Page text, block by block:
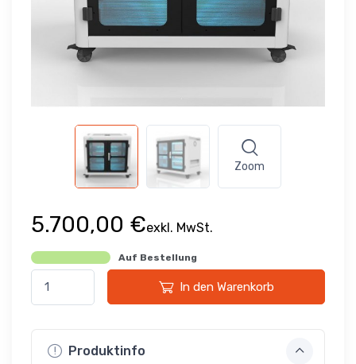
Zoom
5.700,00 €exkl. MwSt.
Auf Bestellung
In den Warenkorb
Produktinfo